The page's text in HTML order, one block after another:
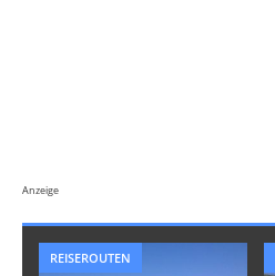
Anzeige
REISEROUTEN